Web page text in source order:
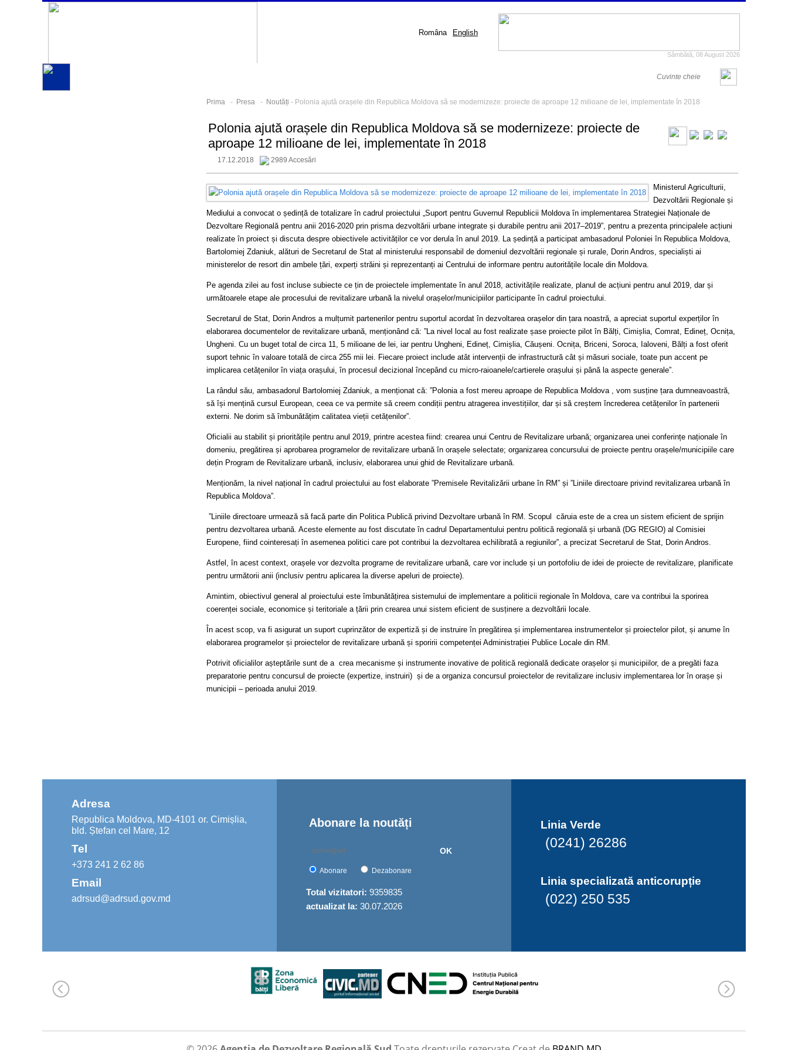
Româna English
Sâmbătă, 08 August 2026
Prima - Presa - Noutăți - Polonia ajută orașele din Republica Moldova să se modernizeze: proiecte de aproape 12 milioane de lei, implementate în 2018
Polonia ajută orașele din Republica Moldova să se modernizeze: proiecte de
aproape 12 milioane de lei, implementate în 2018
17.12.2018 2989 Accesări
Ministerul Agriculturii,
Dezvoltării Regionale și
Mediului a convocat o ședință de totalizare în cadrul proiectului „Suport pentru Guvernul Republicii Moldova în implementarea Strategiei Naționale de
Dezvoltare Regională pentru anii 2016-2020 prin prisma dezvoltării urbane integrate și durabile pentru anii 2017–2019”, pentru a prezenta principalele acțiuni
realizate în proiect și discuta despre obiectivele activităților ce vor derula în anul 2019. La ședință a participat ambasadorul Poloniei în Republica Moldova,
Bartolomiej Zdaniuk, alături de Secretarul de Stat al ministerului responsabil de domeniul dezvoltării regionale și rurale, Dorin Andros, specialiști ai
ministerelor de resort din ambele țări, experți străini și reprezentanți ai Centrului de informare pentru autoritățile locale din Moldova.
Pe agenda zilei au fost incluse subiecte ce țin de proiectele implementate în anul 2018, activitățile realizate, planul de acțiuni pentru anul 2019, dar și
următoarele etape ale procesului de revitalizare urbană la nivelul orașelor/municipiilor participante în cadrul proiectului.
Secretarul de Stat, Dorin Andros a mulțumit partenerilor pentru suportul acordat în dezvoltarea orașelor din țara noastră, a apreciat suportul experților în
elaborarea documentelor de revitalizare urbană, menționând că: ”La nivel local au fost realizate șase proiecte pilot în Bălți, Cimișlia, Comrat, Edineț, Ocnița,
Ungheni. Cu un buget total de circa 11, 5 milioane de lei, iar pentru Ungheni, Edineț, Cimișlia, Căușeni. Ocnița, Briceni, Soroca, Ialoveni, Bălți a fost oferit
suport tehnic în valoare totală de circa 255 mii lei. Fiecare proiect include atât intervenții de infrastructură cât și măsuri sociale, toate pun accent pe
implicarea cetățenilor în viața orașului, în procesul decizional începând cu micro-raioanele/cartierele orașului și până la aspecte generale”.
La rândul său, ambasadorul Bartolomiej Zdaniuk, a menționat că: ”Polonia a fost mereu aproape de Republica Moldova , vom susține țara dumneavoastră,
să își mențină cursul European, ceea ce va permite să creem condiții pentru atragerea investițiilor, dar și să creștem încrederea cetățenilor în partenerii
externi. Ne dorim să îmbunătățim calitatea vieții cetățenilor”.
Oficialii au stabilit și prioritățile pentru anul 2019, printre acestea fiind: crearea unui Centru de Revitalizare urbană; organizarea unei conferințe naționale în
domeniu, pregătirea și aprobarea programelor de revitalizare urbană în orașele selectate; organizarea concursului de proiecte pentru orașele/municipiile care
dețin Program de Revitalizare urbană, inclusiv, elaborarea unui ghid de Revitalizare urbană.
Menționăm, la nivel național în cadrul proiectului au fost elaborate ”Premisele Revitalizării urbane în RM” și ”Liniile directoare privind revitalizarea urbană în
Republica Moldova”.
”Liniile directoare urmează să facă parte din Politica Publică privind Dezvoltare urbană în RM. Scopul căruia este de a crea un sistem eficient de sprijin
pentru dezvoltarea urbană. Aceste elemente au fost discutate în cadrul Departamentului pentru politică regională și urbană (DG REGIO) al Comisiei
Europene, fiind cointeresați în asemenea politici care pot contribui la dezvoltarea echilibrată a regiunilor”, a precizat Secretarul de Stat, Dorin Andros.
Astfel, în acest context, orașele vor dezvolta programe de revitalizare urbană, care vor include și un portofoliu de idei de proiecte de revitalizare, planificate
pentru următorii anii (inclusiv pentru aplicarea la diverse apeluri de proiecte).
Amintim, obiectivul general al proiectului este îmbunătățirea sistemului de implementare a politicii regionale în Moldova, care va contribui la sporirea
coerenței sociale, economice și teritoriale a țării prin crearea unui sistem eficient de susținere a dezvoltării locale.
În acest scop, va fi asigurat un suport cuprinzător de expertiză și de instruire în pregătirea și implementarea instrumentelor și proiectelor pilot, și anume în
elaborarea programelor și proiectelor de revitalizare urbană și sporirii competenței Administrației Publice Locale din RM.
Potrivit oficialilor așteptările sunt de a crea mecanisme și instrumente inovative de politică regională dedicate orașelor și municipiilor, de a pregăti faza
preparatorie pentru concursul de proiecte (expertize, instruiri) și de a organiza concursul proiectelor de revitalizare inclusiv implementarea lor în orașe și
municipii – perioada anului 2019.
Adresa
Republica Moldova, MD-4101 or. Cimișlia,
bld. Ștefan cel Mare, 12
Tel
+373 241 2 62 86
Email
adrsud@adrsud.gov.md
Abonare la noutăți
OK
Abonare Dezabonare
Total vizitatori: 9359835
actualizat la: 30.07.2026
Linia Verde
(0241) 26286
Linia specializată anticorupție
(022) 250 535